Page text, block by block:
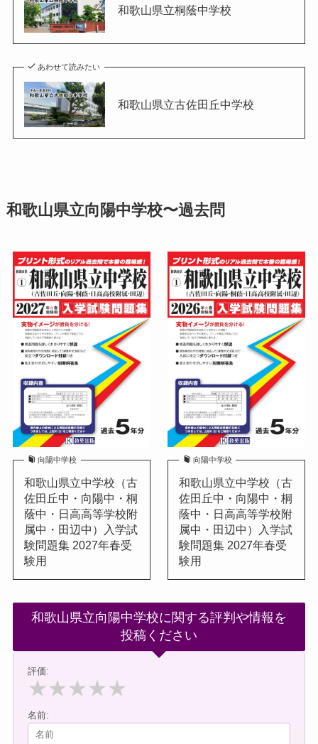
和歌山県立桐蔭中学校
あわせて読みたい
和歌山県立古佐田丘中学校
和歌山県立向陽中学校〜過去問
向陽中学校
和歌山県立中学校（古
佐田丘中・向陽中・桐
蔭中・日高高等学校附
属中・田辺中）入学試
験問題集 2027年春受
験用
向陽中学校
和歌山県立中学校（古
佐田丘中・向陽中・桐
蔭中・日高高等学校附
属中・田辺中）入学試
験問題集 2027年春受
験用
和歌山県立向陽中学校に関する評判や情報を
投稿ください
評価:
★★★★★
名前: